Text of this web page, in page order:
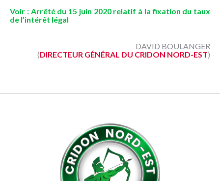
Voir : Arrêté du 15 juin 2020 relatif à la fixation du taux
de l’intérêt légal
DAVID BOULANGER
(DIRECTEUR GÉNÉRAL DU CRIDON NORD-EST)